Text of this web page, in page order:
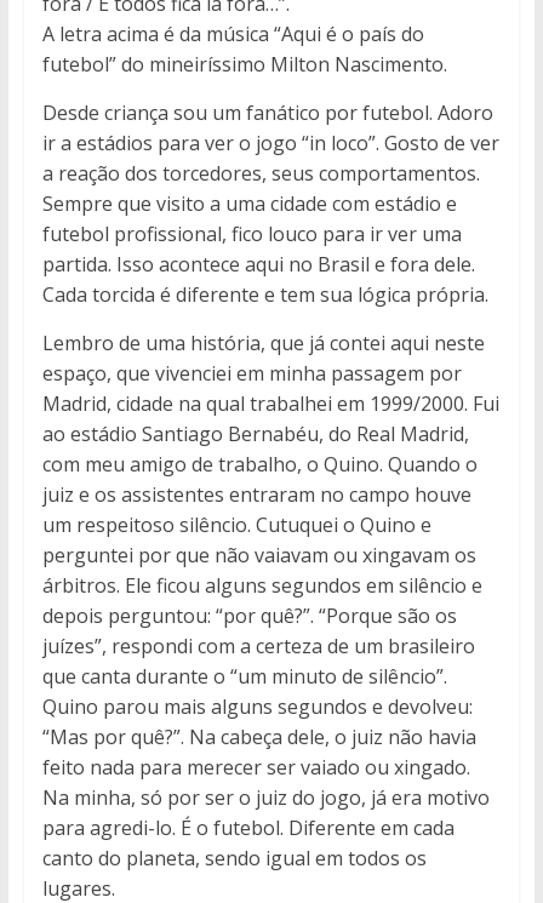
A letra acima é da música “Aqui é o país do
futebol” do mineiríssimo Milton Nascimento.
Desde criança sou um fanático por futebol. Adoro
ir a estádios para ver o jogo “in loco”. Gosto de ver
a reação dos torcedores, seus comportamentos.
Sempre que visito a uma cidade com estádio e
futebol profissional, fico louco para ir ver uma
partida. Isso acontece aqui no Brasil e fora dele.
Cada torcida é diferente e tem sua lógica própria.
Lembro de uma história, que já contei aqui neste
espaço, que vivenciei em minha passagem por
Madrid, cidade na qual trabalhei em 1999/2000. Fui
ao estádio Santiago Bernabéu, do Real Madrid,
com meu amigo de trabalho, o Quino. Quando o
juiz e os assistentes entraram no campo houve
um respeitoso silêncio. Cutuquei o Quino e
perguntei por que não vaiavam ou xingavam os
árbitros. Ele ficou alguns segundos em silêncio e
depois perguntou: “por quê?”. “Porque são os
juízes”, respondi com a certeza de um brasileiro
que canta durante o “um minuto de silêncio”.
Quino parou mais alguns segundos e devolveu:
“Mas por quê?”. Na cabeça dele, o juiz não havia
feito nada para merecer ser vaiado ou xingado.
Na minha, só por ser o juiz do jogo, já era motivo
para agredi-lo. É o futebol. Diferente em cada
canto do planeta, sendo igual em todos os
lugares.